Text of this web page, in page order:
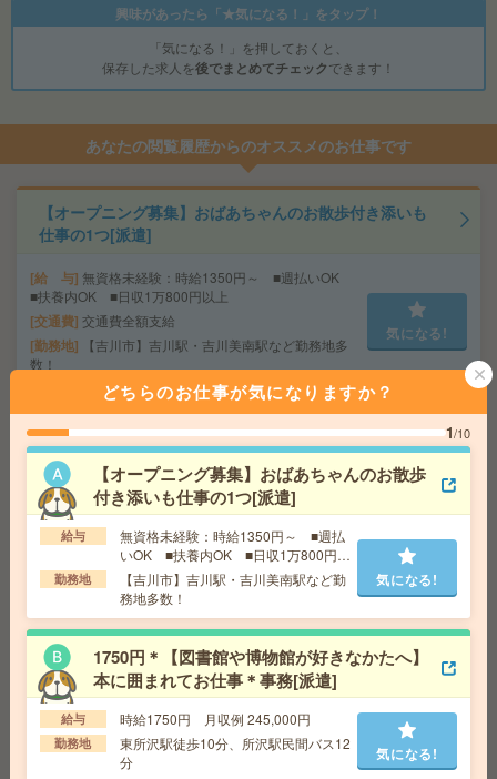
興味があったら「★気になる！」をタップ！
「気になる！」を押しておくと、
保存した求人を後でまとめてチェックできます！
あなたの閲覧履歴からのオススメのお仕事です
【オープニング募集】おばあちゃんのお散歩付き添いも
仕事の1つ[派遣]
給 与 無資格未経験：時給1350円～ ■週払いOK
■扶養内OK ■日収1万800円以上
交通費 交通費全額支給
勤務地
【吉川市】吉川駅・吉川美南駅など勤務地多
数！
気になる!
1750円＊【図書館や博物館が好きなかたへ】本に囲まれ
てお仕事＊事務[派遣]
給 与 時給1750円 月収例 245,000円
交通費 全額支給
勤務地 東所沢駅徒歩10分、所沢駅民間バス12分
時給1750円！人気の学校勤務＊基本16時まで＊書類の封
入など学校事務！12月迄[派遣]
給 与
時給1750円＋交 【月収例】301,875円～ ■
給与の前払いが可能な速払いサービスあり
交通費 交通費支給あり
勤務地 東京都千代田区 中央・総武線各停 飯田橋駅
徒歩7分
気になる!
どちらのお仕事が気になりますか？
1/10
【オープニング募集】おばあちゃんのお散歩
付き添いも仕事の1つ[派遣]
給与
無資格未経験：時給1350円～ ■週払
いOK ■扶養内OK ■日収1万800円以
上
勤務地
【吉川市】吉川駅・吉川美南駅など勤
務地多数！
気になる!
1750円＊【図書館や博物館が好きなかたへ】
本に囲まれてお仕事＊事務[派遣]
給与 時給1750円 月収例 245,000円
勤務地
東所沢駅徒歩10分、所沢駅民間バス12
分
気になる!